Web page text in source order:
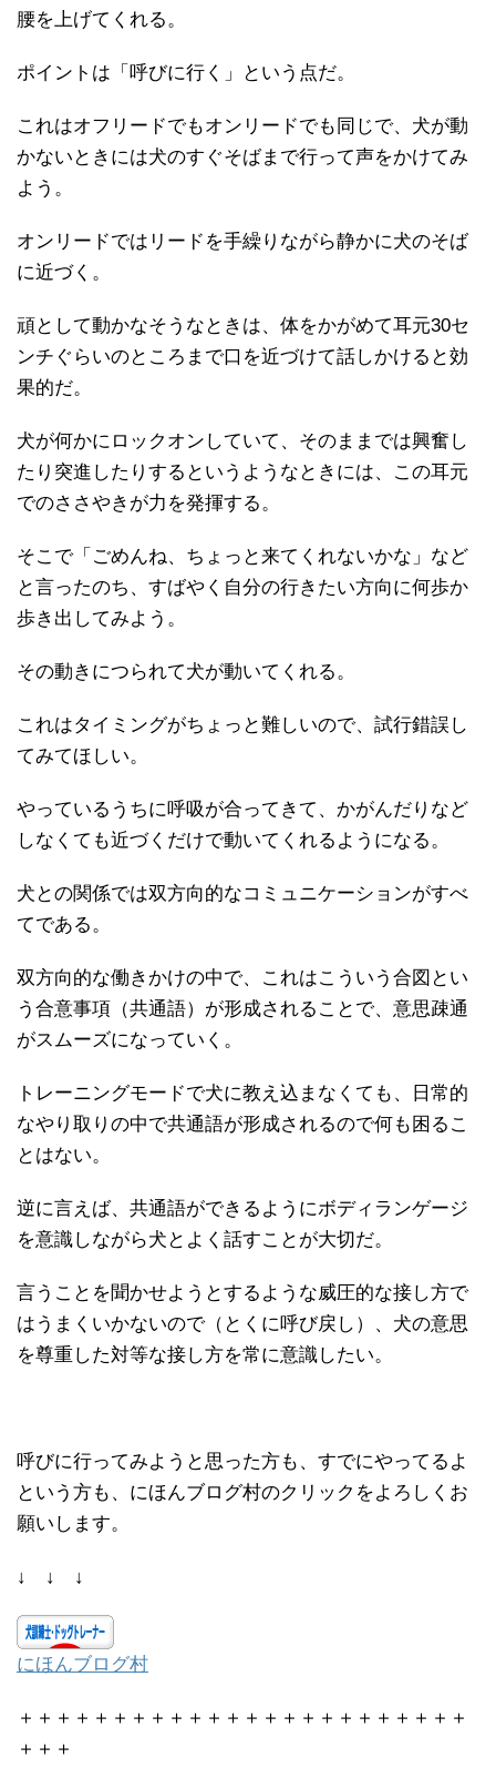
腰を上げてくれる。
ポイントは「呼びに行く」という点だ。
これはオフリードでもオンリードでも同じで、犬が動
かないときには犬のすぐそばまで行って声をかけてみ
よう。
オンリードではリードを手繰りながら静かに犬のそば
に近づく。
頑として動かなそうなときは、体をかがめて耳元30セ
ンチぐらいのところまで口を近づけて話しかけると効
果的だ。
犬が何かにロックオンしていて、そのままでは興奮し
たり突進したりするというようなときには、この耳元
でのささやきが力を発揮する。
そこで「ごめんね、ちょっと来てくれないかな」など
と言ったのち、すばやく自分の行きたい方向に何歩か
歩き出してみよう。
その動きにつられて犬が動いてくれる。
これはタイミングがちょっと難しいので、試行錯誤し
てみてほしい。
やっているうちに呼吸が合ってきて、かがんだりなど
しなくても近づくだけで動いてくれるようになる。
犬との関係では双方向的なコミュニケーションがすべ
てである。
双方向的な働きかけの中で、これはこういう合図とい
う合意事項（共通語）が形成されることで、意思疎通
がスムーズになっていく。
トレーニングモードで犬に教え込まなくても、日常的
なやり取りの中で共通語が形成されるので何も困るこ
とはない。
逆に言えば、共通語ができるようにボディランゲージ
を意識しながら犬とよく話すことが大切だ。
言うことを聞かせようとするような威圧的な接し方で
はうまくいかないので（とくに呼び戻し）、犬の意思
を尊重した対等な接し方を常に意識したい。
呼びに行ってみようと思った方も、すでにやってるよ
という方も、にほんブログ村のクリックをよろしくお
願いします。
↓ ↓ ↓
にほんブログ村
＋＋＋＋＋＋＋＋＋＋＋＋＋＋＋＋＋＋＋＋＋＋＋＋
＋＋＋